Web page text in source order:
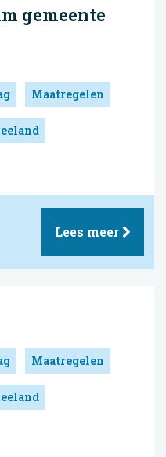
gemeente
Maatregelen
Lees meer
Maatregelen